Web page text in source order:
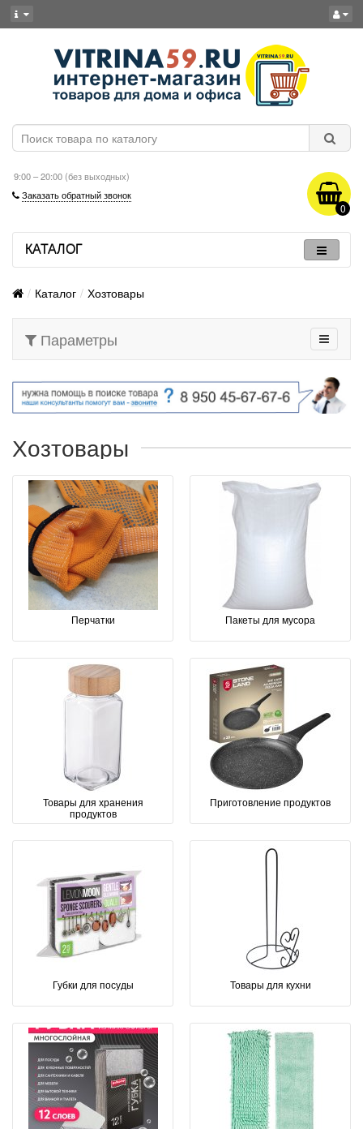
9:00 – 20:00 (без выходных)
Заказать обратный звонок
0
КАТАЛОГ
Каталог Хозтовары
Параметры
Хозтовары
Перчатки Пакеты для мусора
Товары для хранения
продуктов
Приготовление продуктов
Губки для посуды Товары для кухни